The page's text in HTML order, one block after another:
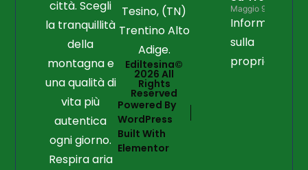
città. Scegli
la tranquillità
della
montagna e
una qualità di
vita più
autentica
ogni giorno.
Respira aria
Tesino, (TN)
Trentino Alto
Adige.
Ediltesina©
2026 All
Rights
Reserved
Powered By
WordPress
Built With
Elementor
Maggio 9, 2026
Informazioni
sulla
proprietà